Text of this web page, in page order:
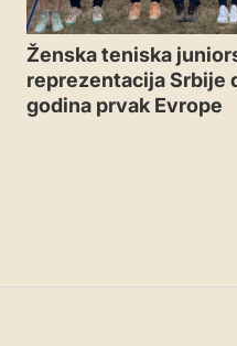
Ženska teniska
reprezentacija Srbije
godina prvak Evrope